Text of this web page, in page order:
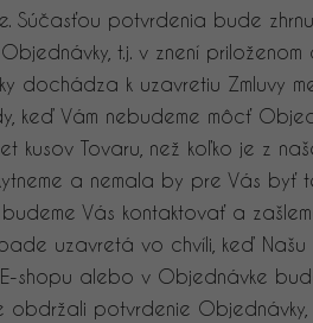
Súčasťou potvrdenia bude
t.j. v znení
dochádza k uzavretiu Zmluvy
keď Vám nebudeme môcť
Tovaru, než koľko je z
a nemala by pre Vás byť
Vás kontaktovať a
uzavretá vo chvíli, keď Našu
shopu alebo v Objednávke
obdržali potvrdenie